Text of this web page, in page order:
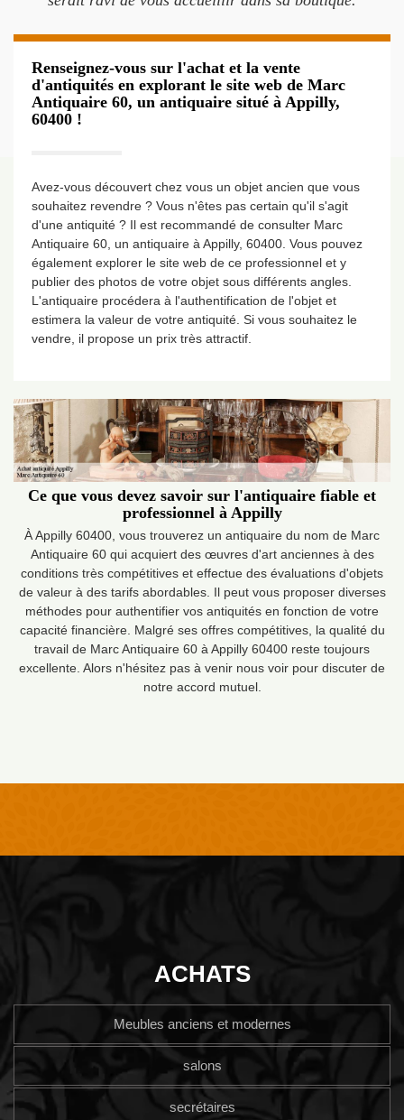
Renseignez-vous sur l'achat et la vente
d'antiquités en explorant le site web de Marc
Antiquaire 60, un antiquaire situé à Appilly,
60400 !
Avez-vous découvert chez vous un objet ancien que vous
souhaitez revendre ? Vous n'êtes pas certain qu'il s'agit
d'une antiquité ? Il est recommandé de consulter Marc
Antiquaire 60, un antiquaire à Appilly, 60400. Vous pouvez
également explorer le site web de ce professionnel et y
publier des photos de votre objet sous différents angles.
L'antiquaire procédera à l'authentification de l'objet et
estimera la valeur de votre antiquité. Si vous souhaitez le
vendre, il propose un prix très attractif.
Ce que vous devez savoir sur l'antiquaire fiable et
professionnel à Appilly
À Appilly 60400, vous trouverez un antiquaire du nom de Marc
Antiquaire 60 qui acquiert des œuvres d'art anciennes à des
conditions très compétitives et effectue des évaluations d'objets
de valeur à des tarifs abordables. Il peut vous proposer diverses
méthodes pour authentifier vos antiquités en fonction de votre
capacité financière. Malgré ses offres compétitives, la qualité du
travail de Marc Antiquaire 60 à Appilly 60400 reste toujours
excellente. Alors n'hésitez pas à venir nous voir pour discuter de
notre accord mutuel.
ACHATS
Meubles anciens et modernes
salons
secrétaires